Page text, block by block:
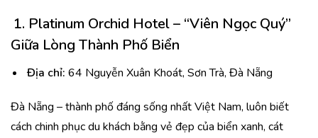
1. Platinum Orchid Hotel– “Viên Ngọc Quý”
Giữa Lòng Thành Phố Biển
Địa chỉ: 64 Nguyễn Xuân Khoát, Sơn Trà, Đà Nẵng
Đà Nẵng – thành phố đáng sống nhất Việt Nam, luôn biết
cách chinh phục du khách bằng vẻ đẹp của biển xanh, cát